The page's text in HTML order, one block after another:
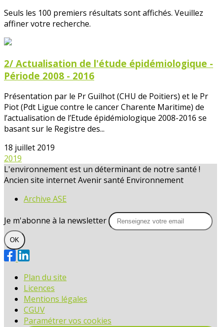
Seuls les 100 premiers résultats sont affichés. Veuillez
affiner votre recherche.
2/ Actualisation de l'étude épidémiologique -
Période 2008 - 2016
Présentation par le Pr Guilhot (CHU de Poitiers) et le Pr
Piot (Pdt Ligue contre le cancer Charente Maritime) de
l’actualisation de l’Etude épidémiologique 2008-2016 se
basant sur le Registre des...
18 juillet 2019
2019
L'environnement est un déterminant de notre santé !
Ancien site internet Avenir santé Environnement
Archive ASE
Je m'abonne à la newsletter
OK
Plan du site
Licences
Mentions légales
CGUV
Paramétrer vos cookies